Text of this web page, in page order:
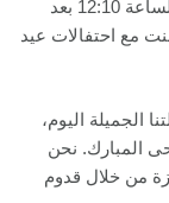
جوشوا تريميداد وألميرا لات مولودة جديدة عند الساعة 12:10 بعد
مع احتفالات عيد
الجميلة اليوم،
المبارك. نحن
من خلال قدوم